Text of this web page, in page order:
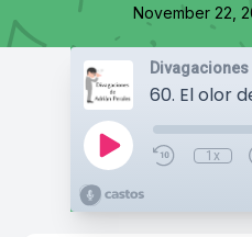
November 22,
60. El olor
1x